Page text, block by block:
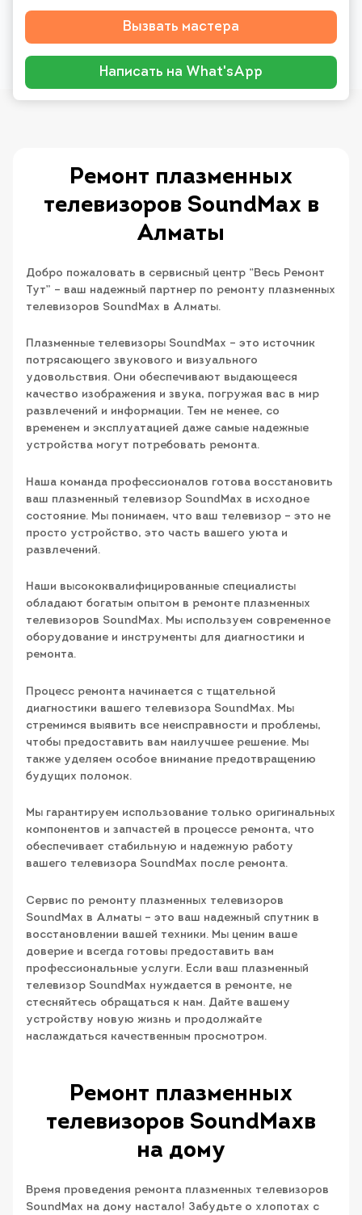
Вызвать мастера
Написать на What'sApp
Ремонт плазменных
телевизоров SoundMax в
Алматы
Добро пожаловать в сервисный центр “Весь Ремонт
Тут” – ваш надежный партнер по ремонту плазменных
телевизоров SoundMax в Алматы.
Плазменные телевизоры SoundMax – это источник
потрясающего звукового и визуального
удовольствия. Они обеспечивают выдающееся
качество изображения и звука, погружая вас в мир
развлечений и информации. Тем не менее, со
временем и эксплуатацией даже самые надежные
устройства могут потребовать ремонта.
Наша команда профессионалов готова восстановить
ваш плазменный телевизор SoundMax в исходное
состояние. Мы понимаем, что ваш телевизор – это не
просто устройство, это часть вашего уюта и
развлечений.
Наши высококвалифицированные специалисты
обладают богатым опытом в ремонте плазменных
телевизоров SoundMax. Мы используем современное
оборудование и инструменты для диагностики и
ремонта.
Процесс ремонта начинается с тщательной
диагностики вашего телевизора SoundMax. Мы
стремимся выявить все неисправности и проблемы,
чтобы предоставить вам наилучшее решение. Мы
также уделяем особое внимание предотвращению
будущих поломок.
Мы гарантируем использование только оригинальных
компонентов и запчастей в процессе ремонта, что
обеспечивает стабильную и надежную работу
вашего телевизора SoundMax после ремонта.
Сервис по ремонту плазменных телевизоров
SoundMax в Алматы – это ваш надежный спутник в
восстановлении вашей техники. Мы ценим ваше
доверие и всегда готовы предоставить вам
профессиональные услуги. Если ваш плазменный
телевизор SoundMax нуждается в ремонте, не
стесняйтесь обращаться к нам. Дайте вашему
устройству новую жизнь и продолжайте
наслаждаться качественным просмотром.
Ремонт плазменных
телевизоров SoundMaxв
на дому
Время проведения ремонта плазменных телевизоров
SoundMax на дому настало! Забудьте о хлопотах с